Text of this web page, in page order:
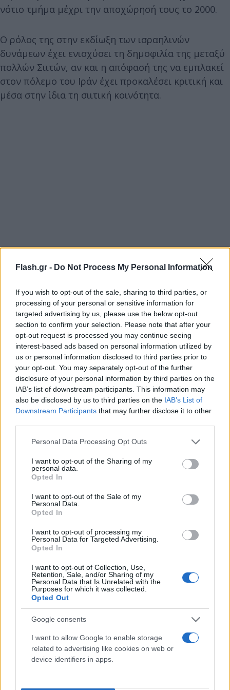
Flash.gr - Do Not Process My Personal Information
If you wish to opt-out of the sale, sharing to third parties, or
processing of your personal or sensitive information for
targeted advertising by us, please use the below opt-out
section to confirm your selection. Please note that after your
opt-out request is processed you may continue seeing
interest-based ads based on personal information utilized by
us or personal information disclosed to third parties prior to
your opt-out. You may separately opt-out of the further
disclosure of your personal information by third parties on the
IAB’s list of downstream participants. This information may
also be disclosed by us to third parties on the IAB’s List of
Downstream Participants that may further disclose it to other
Please note that this website/app uses one or more Google
not limited to your visit or usage behaviour. You may click to
grant or deny consent to Google and its third-party tags to
use your data for below specified purposes in below Google
consent section.
Personal Data Processing Opt Outs
I want to opt-out of the Sharing of my
personal data.
Opted In
I want to opt-out of the Sale of my
Personal Data.
Opted In
I want to opt-out of processing my
Personal Data for Targeted Advertising.
Opted In
I want to opt-out of Collection, Use,
Retention, Sale, and/or Sharing of my
Personal Data that Is Unrelated with the
Purposes for which it was collected.
Opted Out
Google consents
I want to allow Google to enable storage
related to advertising like cookies on web or
device identifiers in apps.
νότιο τμήμα μέχρι την αποχώρησή τους το 2000.
Ο ρόλος της στην εκδίωξη των ισραηλινών
δυνάμεων έχει ενισχύσει τη δημοφιλία της μεταξύ
πολλών Σιιτών, αν και η απόφασή της να εμπλακεί
στον πόλεμο του Ιράν έχει προκαλέσει κριτική και
μέσα στην ίδια τη σιιτική κοινότητα.
Ο πόλεμος αυτός έρχεται σε μια κρίσιμη συγκυρία
για τη Χεζμπολάχ.
Ανασυγκρότηση εν μέσω πολέμου
Έχοντας αποδυναμωθεί σημαντικά κατά τον
πόλεμο του 2024, η οργάνωση αντιμετωπίζει πίεση
από το λιβανικό κράτος να αφοπλιστεί. Την
απαγόρευσε τις στρατιωτικές δραστηριότητες της
Χεζμπολάχ.
Σημαντικό είναι επίσης ότι ο κορυφαίος σύμμαχός
της στη Συρία, ο πρόεδρος Μπασάρ Αλ Άσαντ
ανατράπηκε τον Δεκέμβριο του 2024, γεγονός που
διέκοψε την κύρια γραμμή ανεφοδιασμού της